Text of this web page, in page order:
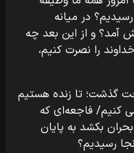
در میانه
آمد؟ و از این بعد چه
را نصرت کنیم،
گذشت؛ تا زنده هستیم
کنیم/ فاجعه‌ای که
بکشد به پایان
رسیدیم؟